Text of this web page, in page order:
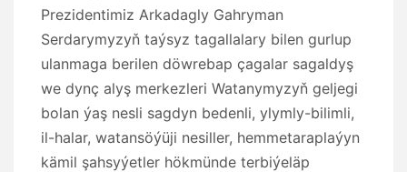
Prezidentimiz Arkadagly Gahryman
Serdarymyzyň taýsyz tagallalary bilen gurlup
ulanmaga berilen döwrebap çagalar sagaldyş
we dynç alyş merkezleri Watanymyzyň geljegi
bolan ýaş nesli sagdyn bedenli, ylymly-bilimli,
il-halar, watansöýüji nesiller, hemmetaraplaýyn
kämil şahsyýetler hökmünde terbiýeläp